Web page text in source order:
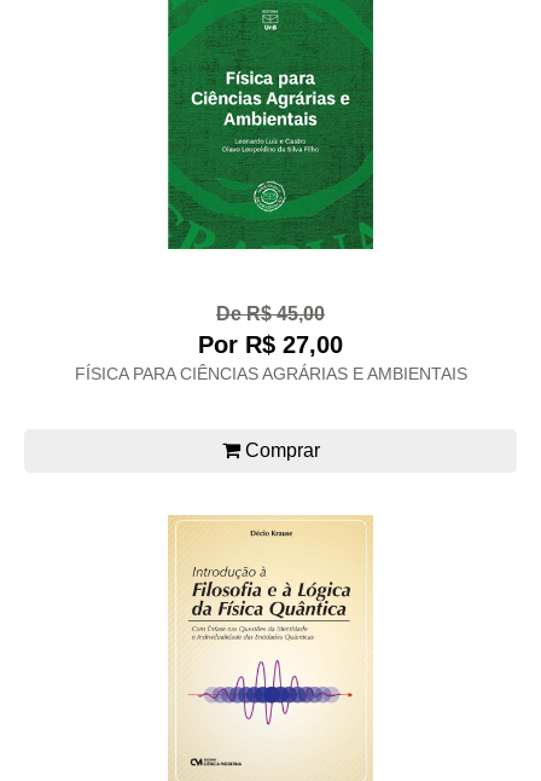
De R$ 45,00
Por R$ 27,00
FÍSICA PARA CIÊNCIAS AGRÁRIAS E AMBIENTAIS
Comprar